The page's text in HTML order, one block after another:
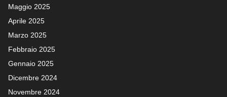
Maggio 2025
Aprile 2025
Marzo 2025
Febbraio 2025
Gennaio 2025
Dicembre 2024
Novembre 2024